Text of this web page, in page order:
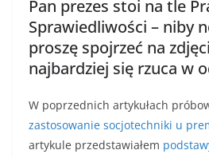
Pan prezes stoi na tle
Sprawiedliwości – niby
proszę spojrzeć na
najbardziej się rzuca w
W poprzednich artykułach
zastosowanie socjotechniki u
artykule przedstawiałem